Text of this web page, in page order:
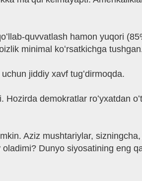
quvvatlash hamon yuqori
minimal koʻrsatkichga
jiddiy xavf tugʻdirmoqda.
demokratlar roʻyxatdan
Aziz mushtariylar,
Dunyo siyosatining eng